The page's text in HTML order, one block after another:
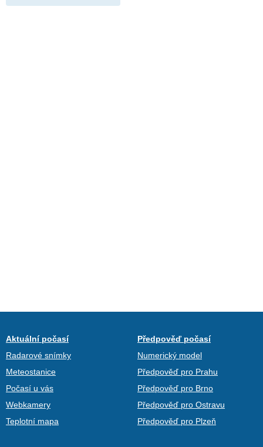
Aktuální počasí
Radarové snímky
Meteostanice
Počasí u vás
Webkamery
Teplotní mapa
Předpověď počasí
Numerický model
Předpověď pro Prahu
Předpověď pro Brno
Předpověď pro Ostravu
Předpověď pro Plzeň